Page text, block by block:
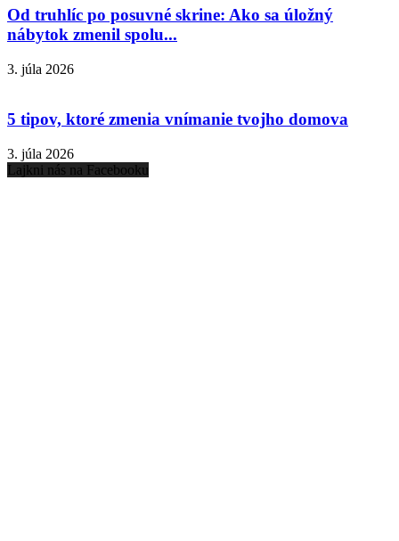
Od truhlíc po posuvné skrine: Ako sa úložný
nábytok zmenil spolu...
3. júla 2026
5 tipov, ktoré zmenia vnímanie tvojho domova
3. júla 2026
Lajkni nás na Facebooku